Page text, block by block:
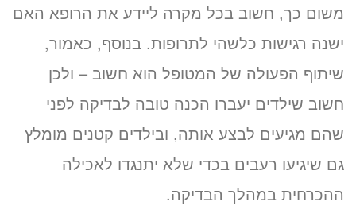
משום כך, חשוב בכל מקרה ליידע את הרופא האם
ישנה רגישות כלשהי לתרופות. בנוסף, כאמור,
שיתוף הפעולה של המטופל הוא חשוב – ולכן
חשוב שילדים יעברו הכנה טובה לבדיקה לפני
שהם מגיעים לבצע אותה, ובילדים קטנים מומלץ
גם שיגיעו רעבים בכדי שלא יתנגדו לאכילה
ההכרחית במהלך הבדיקה.